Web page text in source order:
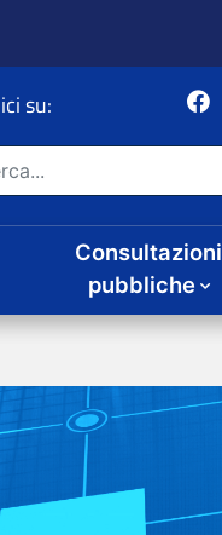
Consultazioni